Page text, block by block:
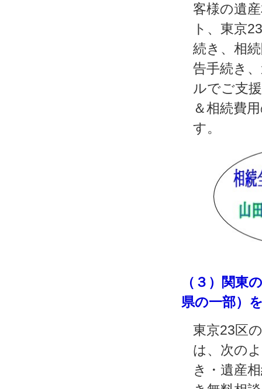
客様の遺
ト、東京
続き、相
告手続き
ルでご支
＆相続費
す。
（３）関東
県の一部）
東京23区
は、次の
き・遺産